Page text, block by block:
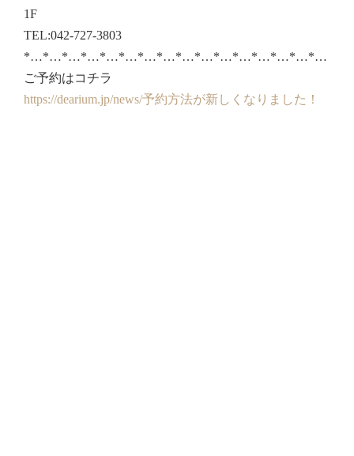
1F
TEL:042-727-3803
*…*…*…*…*…*…*…*…*…*…*…*…*…*…*…*…
ご予約はコチラ
https://dearium.jp/news/予約方法が新しくなりました！